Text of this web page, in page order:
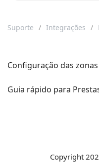
Suporte Integrações
Configuração das
Guia rápido para
Copyright